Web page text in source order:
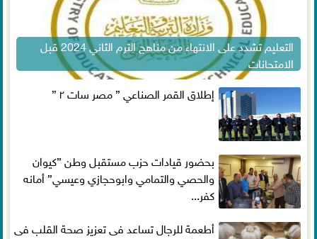
التعليم تشدد على الانتهاء من مناهج الترم الثاني 2024 قبل
الامتحانات
إطلاق القمر الصناعي ” مصر سات ٢ ”
بحضور قيادات حزب مستقبل وطن ”كيوان
والحصي والتمامي وابوحجازي وعيسي” أمانه
كفر...
أطعمة للرجال تساعد فى تعزيز صحة القلب فى